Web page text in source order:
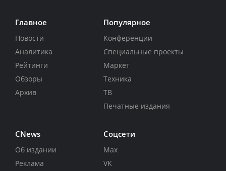
Главное
Новости
Аналитика
Рейтинги
Обзоры
Архив
Популярное
Конференции
Специальные проекты
Маркет
Техника
ТВ
Печатные издания
CNews
Об издании
Реклама
Соцсети
Max
VK